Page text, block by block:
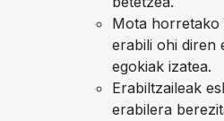
Mota
erabili ohi diren
egokiak izatea.
Erabiltzaileak
erabilera